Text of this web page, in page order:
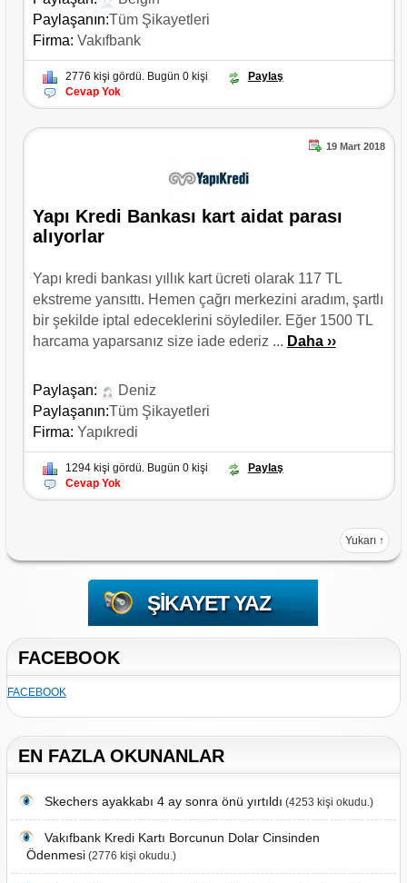
Paylaşanın:Tüm Şikayetleri
Firma: Vakıfbank
2776 kişi gördü. Bugün 0 kişi
Paylaş
Cevap Yok
19 Mart 2018
Yapı Kredi Bankası kart aidat parası
alıyorlar
Yapı kredi bankası yıllık kart ücreti olarak 117 TL
ekstreme yansıttı. Hemen çağrı merkezini aradım, şartlı
bir şekilde iptal edeceklerini söylediler. Eğer 1500 TL
harcama yaparsanız size iade ederiz ... Daha ››
Paylaşan:
Deniz
Paylaşanın:Tüm Şikayetleri
Firma: Yapıkredi
1294 kişi gördü. Bugün 0 kişi
Paylaş
Cevap Yok
Yukarı ↑
ŞIKAYET YAZ
FACEBOOK
FACEBOOK
EN FAZLA OKUNANLAR
Skechers ayakkabı 4 ay sonra önü yırtıldı (4253 kişi okudu.)
Vakıfbank Kredi Kartı Borcunun Dolar Cinsinden
Ödenmesi(2776 kişi okudu.)